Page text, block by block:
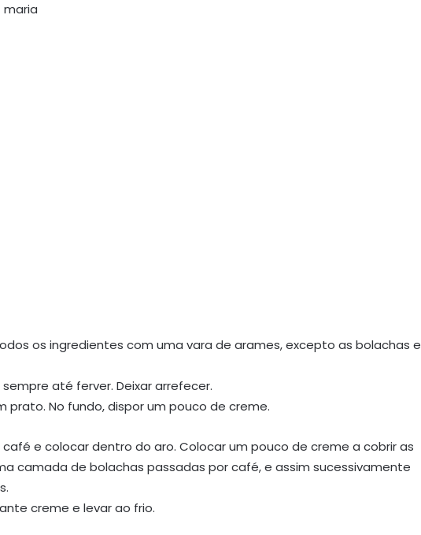
maria
os ingredientes com uma vara de arames, excepto as bolachas e
até ferver. Deixar arrefecer.
prato. No fundo, dispor um pouco de creme.
e colocar dentro do aro. Colocar um pouco de creme a cobrir as
camada de bolachas passadas por café, e assim sucessivamente
creme e levar ao frio.